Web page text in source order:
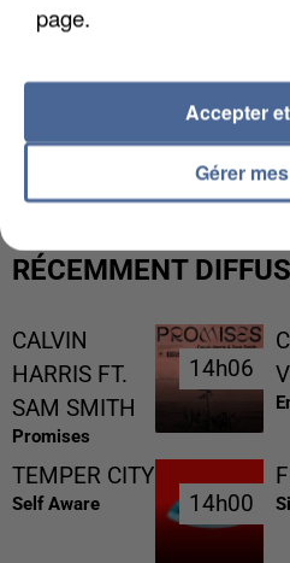
L’UN DES FONDATEURS
MAFIA INTERPELLÉ EN
RÉCEMMENT
CALVIN
HARRIS FT.
SAM SMITH
Promises
14h06
14h06
TEMPER CITY
Self Aware 14h00
14h00
page.
Gérer
Accepter